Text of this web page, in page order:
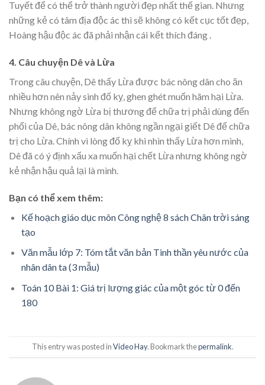
Tuyết để có thể trở thành người đẹp nhất thế gian. Nhưng
những kẻ có tâm địa độc ác thì sẽ không có kết cục tốt đẹp,
Hoàng hậu độc ác đã phải nhận cái kết thích đáng .
4. Câu chuyện Dê và Lừa
Trong câu chuyện, Dê thấy Lừa được bác nông dân cho ăn
nhiều hơn nên nảy sinh đố kỵ, ghen ghét muốn hãm hại Lừa.
Nhưng không ngờ Lừa bị thương để chữa trị phải dùng đến
phổi của Dê, bác nông dân không ngần ngại giết Dê để chữa
trị cho Lừa. Chính vì lòng đố kỵ khi nhìn thấy Lừa hơn mình,
Dê đã có ý định xấu xa muốn hại chết Lừa nhưng không ngờ
kẻ nhận hậu quả lại là mình.
Bạn có thể xem thêm:
Kế hoạch giáo dục môn Công nghệ 8 sách Chân trời sáng
tạo
Văn mẫu lớp 7: Tóm tắt văn bản Tinh thần yêu nước của
nhân dân ta (3 mẫu)
Toán 10 Bài 1: Giá trị lượng giác của một góc từ 0 đến
180
This entry was posted inVideo Hay. Bookmark thepermalink.